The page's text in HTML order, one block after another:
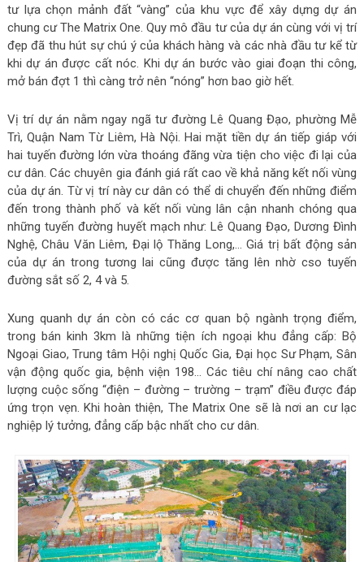
tư lựa chọn mảnh đất “vàng” của khu vực để xây dựng dự án
chung cư The Matrix One. Quy mô đầu tư của dự án cùng với vị trí
đẹp đã thu hút sự chú ý của khách hàng và các nhà đầu tư kể từ
khi dự án được cất nóc. Khi dự án bước vào giai đoạn thi công,
mở bán đợt 1 thì càng trở nên “nóng” hơn bao giờ hết.
Vị trí dự án nằm ngay ngã tư đường Lê Quang Đạo, phường Mễ
Trì, Quận Nam Từ Liêm, Hà Nội. Hai mặt tiền dự án tiếp giáp với
hai tuyến đường lớn vừa thoáng đãng vừa tiện cho việc đi lại của
cư dân. Các chuyên gia đánh giá rất cao về khả năng kết nối vùng
của dự án. Từ vị trí này cư dân có thể di chuyển đến những điểm
đến trong thành phố và kết nối vùng lân cận nhanh chóng qua
những tuyến đường huyết mạch như: Lê Quang Đạo, Dương Đình
Nghệ, Châu Văn Liêm, Đại lộ Thăng Long,… Giá trị bất động sản
của dự án trong tương lai cũng được tăng lên nhờ cso tuyến
đường sắt số 2, 4 và 5.
Xung quanh dự án còn có các cơ quan bộ ngành trọng điểm,
trong bán kinh 3km là những tiện ích ngoại khu đẳng cấp: Bộ
Ngoại Giao, Trung tâm Hội nghị Quốc Gia, Đại học Sư Phạm, Sân
vận động quốc gia, bệnh viện 198… Các tiêu chí nâng cao chất
lượng cuộc sống “điện – đường – trường – trạm” điều được đáp
ứng trọn vẹn. Khi hoàn thiện, The Matrix One sẽ là nơi an cư lạc
nghiệp lý tưởng, đẳng cấp bậc nhất cho cư dân.